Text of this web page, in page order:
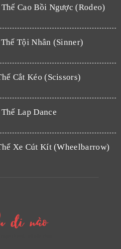
Cao Bồi Ngược (Rodeo)
Tội Nhân (Sinner)
Cắt Kéo (Scissors)
Lap Dance
Xe Cút Kít (Wheelbarrow)